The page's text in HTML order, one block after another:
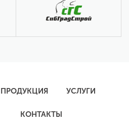
ПРОДУКЦИЯ УСЛУГИ
КОНТАКТЫ